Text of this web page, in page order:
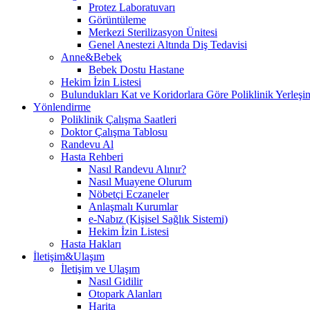
Protez Laboratuvarı
Görüntüleme
Merkezi Sterilizasyon Ünitesi
Genel Anestezi Altında Diş Tedavisi
Anne&Bebek
Bebek Dostu Hastane
Hekim İzin Listesi
Bulundukları Kat ve Koridorlara Göre Poliklinik
Yönlendirme
Poliklinik Çalışma Saatleri
Doktor Çalışma Tablosu
Randevu Al
Hasta Rehberi
Nasıl Randevu Alınır?
Nasıl Muayene Olurum
Nöbetçi Eczaneler
Anlaşmalı Kurumlar
e-Nabız (Kişisel Sağlık Sistemi)
Hekim İzin Listesi
Hasta Hakları
İletişim&Ulaşım
İletişim ve Ulaşım
Nasıl Gidilir
Otopark Alanları
Harita